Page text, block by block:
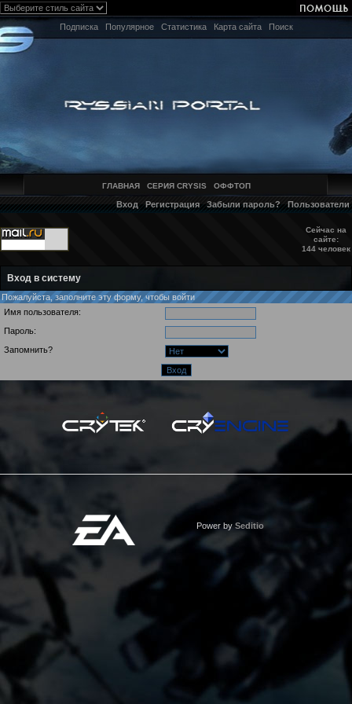
Подписка Популярное Статистика Карта сайта Поиск
ГЛАВНАЯ СЕРИЯ CRYSIS ОФФТОП
Вход Регистрация Забыли пароль? Пользователи
Сейчас на
сайте:
144 человек
Вход в систему
Пожалуйста, заполните эту форму, чтобы войти
Имя пользователя:
Пароль:
Запомнить?
Power by Seditio